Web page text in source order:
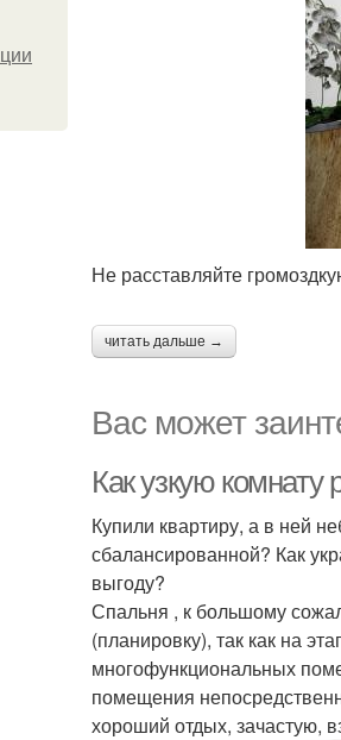
Не расставляйте
читать дальше →
Вас может
Как узкую
Купили квартиру, а в ней
сбалансированной? Как
выгоду?
Спальня , к большому
(планировку), так как на
многофункциональных
помещения
хороший отдых, зачастую,